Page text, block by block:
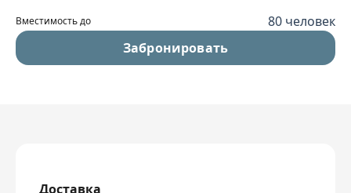
Вместимость до
80 человек
Забронировать
Доставка